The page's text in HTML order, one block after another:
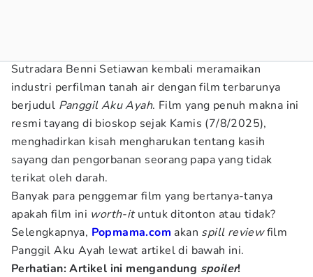
Sutradara Benni Setiawan kembali meramaikan
industri perfilman tanah air dengan film terbarunya
berjudul Panggil Aku Ayah. Film yang penuh makna ini
resmi tayang di bioskop sejak Kamis (7/8/2025),
menghadirkan kisah mengharukan tentang kasih
sayang dan pengorbanan seorang papa yang tidak
terikat oleh darah.
Banyak para penggemar film yang bertanya-tanya
apakah film ini worth-ituntuk ditonton atau tidak?
Selengkapnya, Popmama.com akan spill reviewfilm
Panggil Aku Ayah lewat artikel di bawah ini.
Perhatian: Artikel ini mengandung spoiler!